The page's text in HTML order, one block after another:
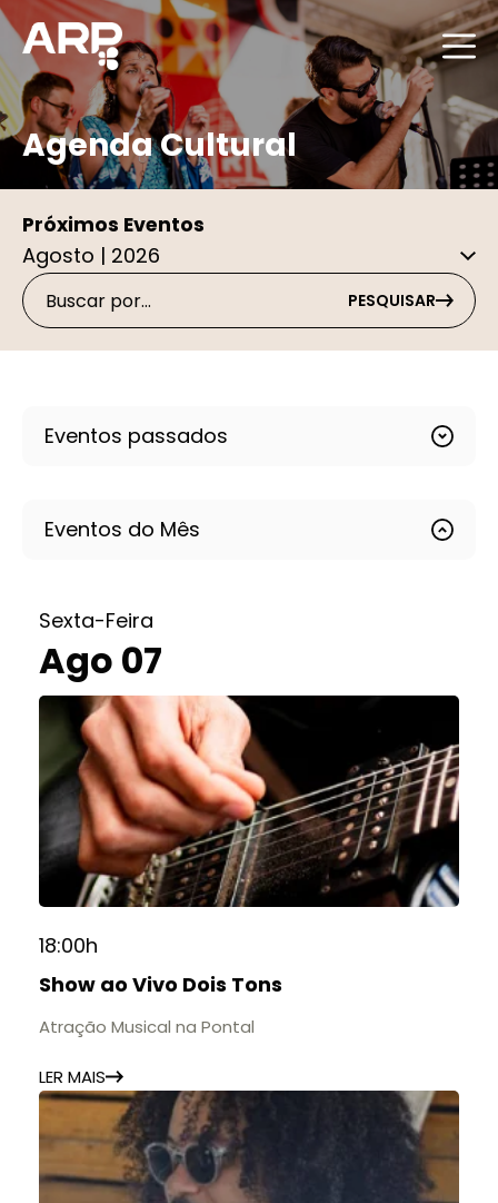
Agenda Cultural
Próximos Eventos
PESQUISAR
Eventos passados
Eventos do Mês
Sexta-Feira
Ago 07
18:00h
Show ao Vivo Dois Tons
Atração Musical na Pontal
LER MAIS